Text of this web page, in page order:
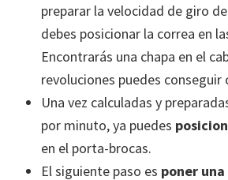
preparar la velocidad de giro
debes posicionar la correa en
Encontrarás una chapa en el
revoluciones puedes conseguir
Una vez calculadas y
por minuto, ya puedes
en el porta-brocas.
El siguiente paso es poner